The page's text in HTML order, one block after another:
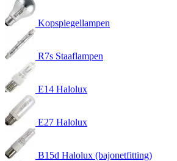
Kopspiegellampen
R7s Staaflampen
E14 Halolux
E27 Halolux
B15d Halolux (bajonetfitting)